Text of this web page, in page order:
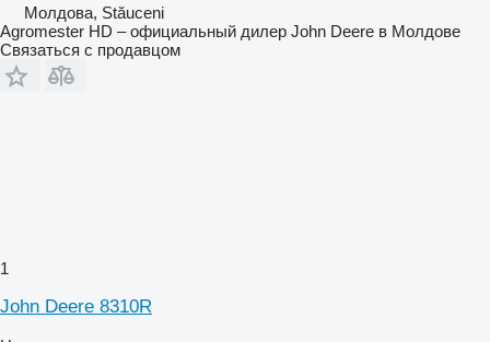
Молдова, Stăuceni
Agromester HD – официальный дилер John Deere в Молдове
Связаться с продавцом
1
John Deere 8310R